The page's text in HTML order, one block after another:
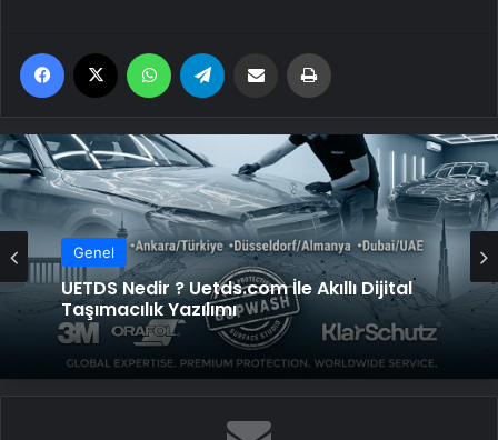
Facebook WhatsApp Email'den paylaş
Genel
UETDS Nedir ? Uetds.com İle Akıllı Dijital
Taşımacılık Yazılımı